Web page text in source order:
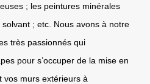
; les peintures minérales
; etc. Nous avons à notre
très passionnés qui
pour s’occuper de la mise en
vos murs extérieurs à